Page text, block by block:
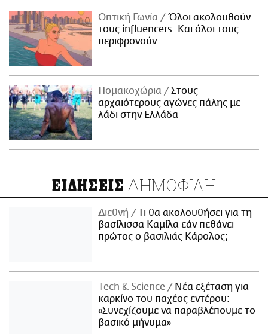
Οπτική Γωνία
Όλοι ακολουθούν
τους influencers. Και όλοι τους
περιφρονούν.
Πομακοχώρια
Στους
αρχαιότερους αγώνες πάλης με
λάδι στην Ελλάδα
ΕΙΔΗΣΕΙΣ ΔΗΜΟΦΙΛΗ
Διεθνή
Τι θα ακολουθήσει για τη
βασίλισσα Καμίλα εάν πεθάνει
πρώτος ο βασιλιάς Κάρολος;
Τech & Science
Νέα εξέταση για
καρκίνο του παχέος εντέρου:
«Συνεχίζουμε να παραβλέπουμε το
βασικό μήνυμα»